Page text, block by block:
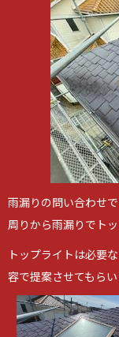
雨漏りの問い合わせ
周りから雨漏りでト
トップライトは必要
容で提案させてもらい